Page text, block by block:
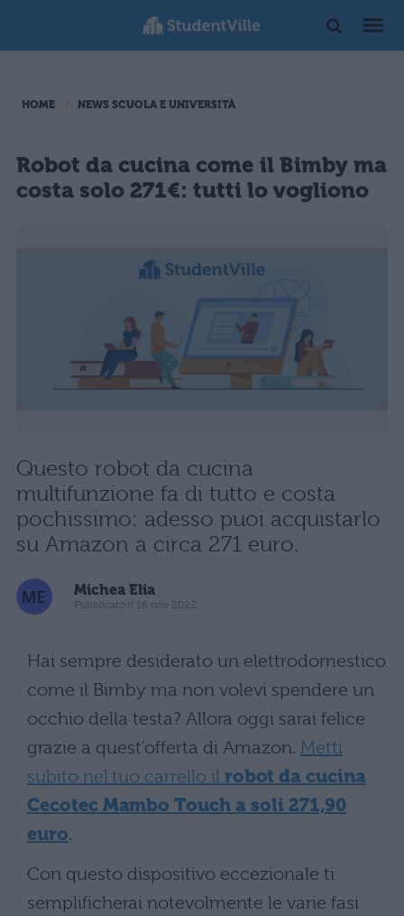
HOME NEWS SCUOLA E UNIVERSITÀ
Robot da cucina come il Bimby ma
costa solo 271€: tutti lo vogliono
Questo robot da cucina
multifunzione fa di tutto e costa
pochissimo: adesso puoi acquistarlo
su Amazon a circa 271 euro.
Michea Elia
Pubblicato il 16 nov 2022
Hai sempre desiderato un elettrodomestico
come il Bimby ma non volevi spendere un
occhio della testa? Allora oggi sarai felice
grazie a quest’offerta di Amazon. Metti
subito nel tuo carrello il robot da cucina
Cecotec Mambo Touch a soli 271,90
euro.
Con questo dispositivo eccezionale ti
semplificherai notevolmente le varie fasi